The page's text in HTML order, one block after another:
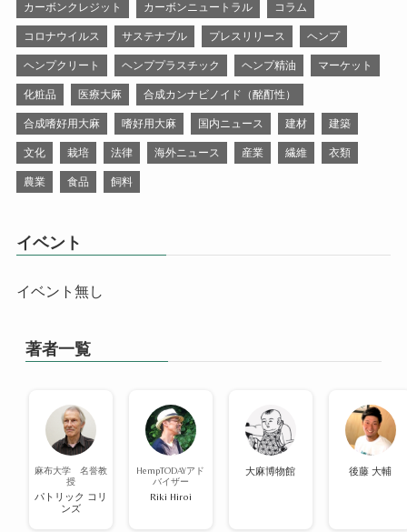
カーボンクレジット カーボンニュートラル コラム
コロナウイルス サステナブル プレスリリース ヘンプ
ヘンプクリート ヘンププラスチック ヘンプ精油 マーケット
化粧品 医療大麻 合成カンナビノイド（酩酊性）
合成嗜好用大麻 嗜好用大麻 国内ニュース 建材 建築
文化 栽培 法律 海外ニュース 産業 繊維 衣類
農業 食品 飼料
イベント
イベント無し
著者一覧
麻布大学 名誉教
授
パトリック コリ
ンズ
HempTODAYアド
バイザー
Riki Hiroi
大麻博物館 後藤 大輔